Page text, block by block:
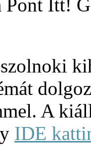
Pont Itt!
A
IDE